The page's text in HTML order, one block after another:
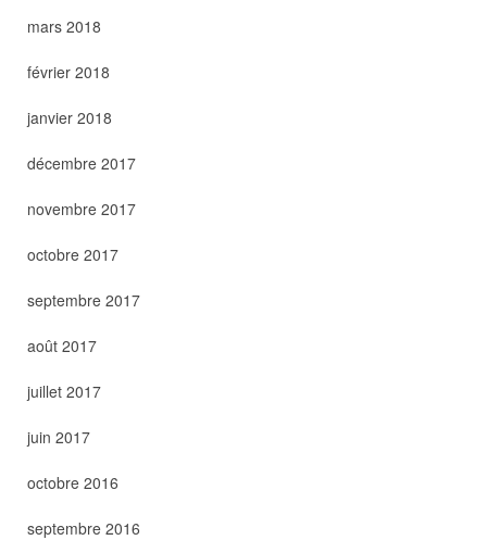
mars 2018
février 2018
janvier 2018
décembre 2017
novembre 2017
octobre 2017
septembre 2017
août 2017
juillet 2017
juin 2017
octobre 2016
septembre 2016